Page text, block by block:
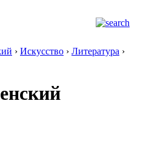
› Искусство › Литература ›